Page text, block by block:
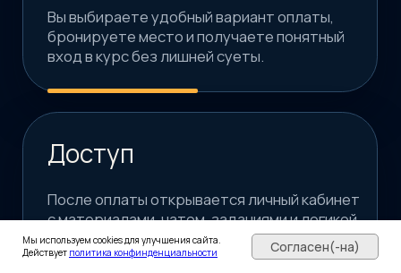
Мы используем cookies для улучшения сайта.
Действует политика конфинденциальности Согласен(-на)